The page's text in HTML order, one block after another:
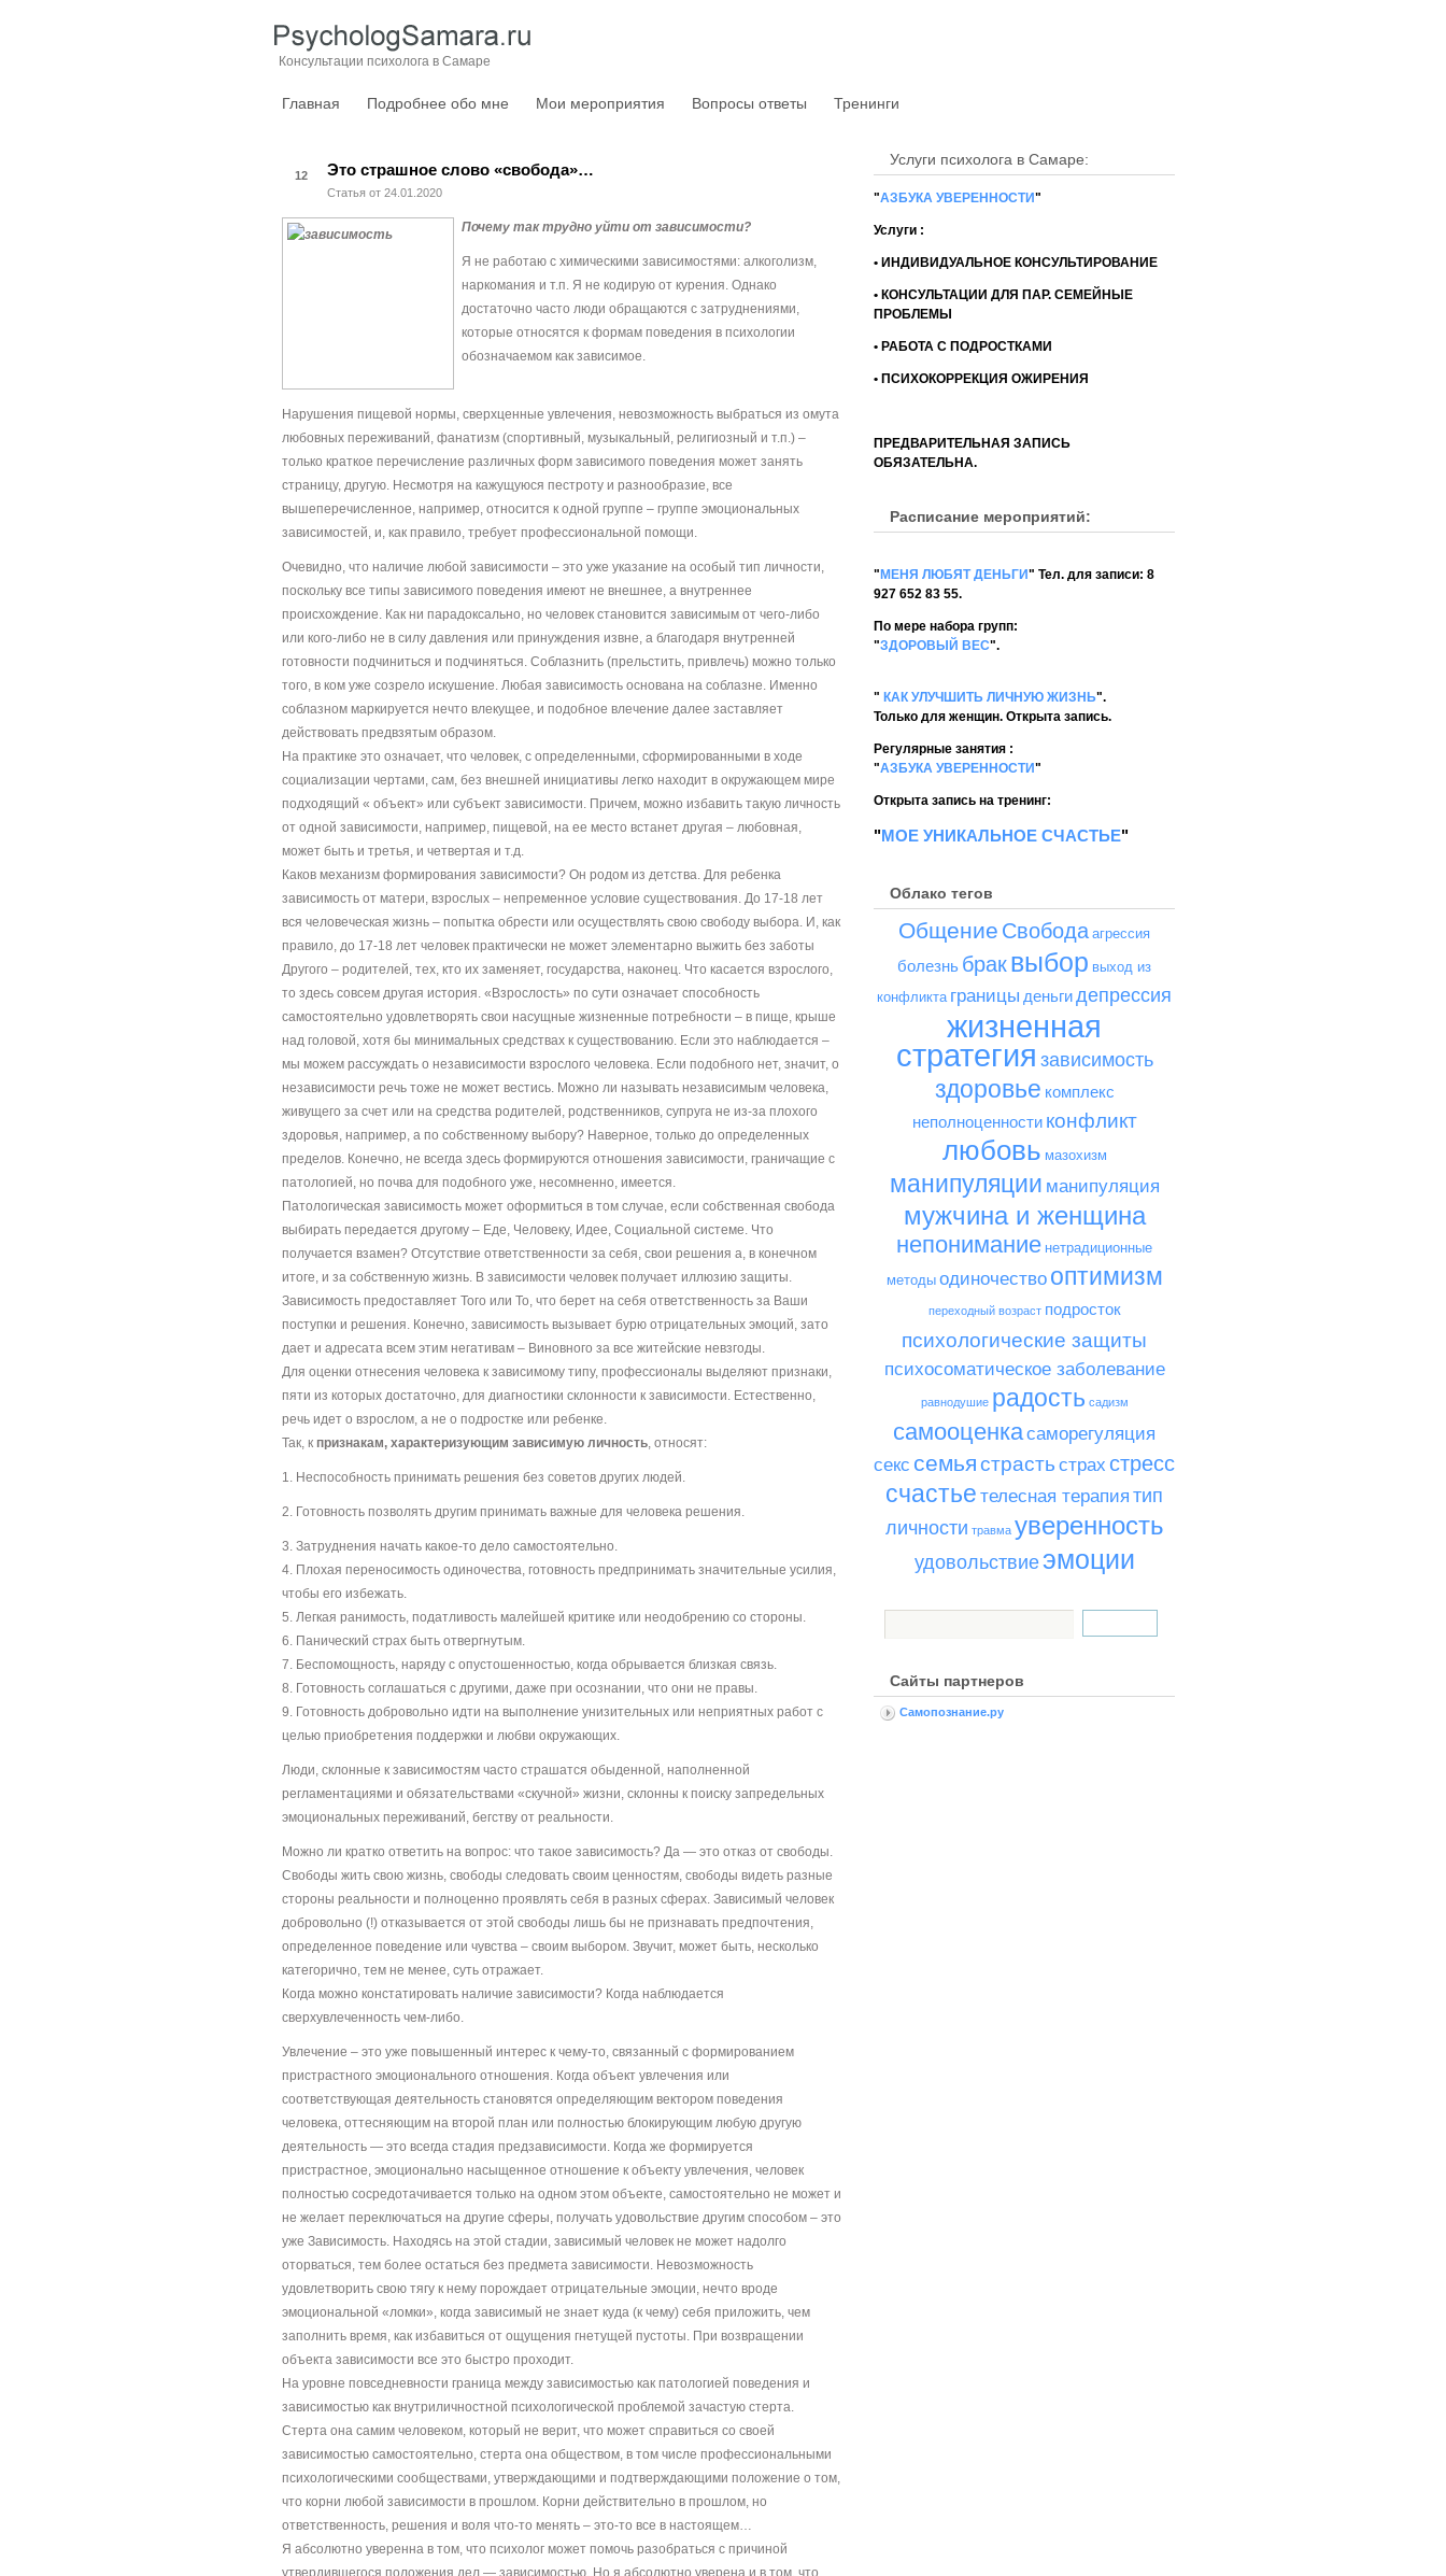
Консультации психолога в Самаре
Главная Подробнее обо мне Мои мероприятия Вопросы ответы Тренинги
12 Это страшное слово «свобода»…
Статья от 24.01.2020
Почему так трудно уйти от зависимости?
Я не работаю с химическими зависимостями: алкоголизм,
наркомания и т.п. Я не кодирую от курения. Однако
достаточно часто люди обращаются с затруднениями,
которые относятся к формам поведения в психологии
обозначаемом как зависимое.
Нарушения пищевой нормы, сверхценные увлечения, невозможность выбраться из омута
любовных переживаний, фанатизм (спортивный, музыкальный, религиозный и т.п.) –
только краткое перечисление различных форм зависимого поведения может занять
страницу, другую. Несмотря на кажущуюся пестроту и разнообразие, все
вышеперечисленное, например, относится к одной группе – группе эмоциональных
зависимостей, и, как правило, требует профессиональной помощи.
Очевидно, что наличие любой зависимости – это уже указание на особый тип личности,
поскольку все типы зависимого поведения имеют не внешнее, а внутреннее
происхождение. Как ни парадоксально, но человек становится зависимым от чего-либо
или кого-либо не в силу давления или принуждения извне, а благодаря внутренней
готовности подчиниться и подчиняться. Соблазнить (прельстить, привлечь) можно только
того, в ком уже созрело искушение. Любая зависимость основана на соблазне. Именно
соблазном маркируется нечто влекущее, и подобное влечение далее заставляет
действовать предвзятым образом.
На практике это означает, что человек, с определенными, сформированными в ходе
социализации чертами, сам, без внешней инициативы легко находит в окружающем мире
подходящий « объект» или субъект зависимости. Причем, можно избавить такую личность
от одной зависимости, например, пищевой, на ее место встанет другая – любовная,
может быть и третья, и четвертая и т.д.
Каков механизм формирования зависимости? Он родом из детства. Для ребенка
зависимость от матери, взрослых – непременное условие существования. До 17-18 лет
вся человеческая жизнь – попытка обрести или осуществлять свою свободу выбора. И, как
правило, до 17-18 лет человек практически не может элементарно выжить без заботы
Другого – родителей, тех, кто их заменяет, государства, наконец. Что касается взрослого,
то здесь совсем другая история. «Взрослость» по сути означает способность
самостоятельно удовлетворять свои насущные жизненные потребности – в пище, крыше
над головой, хотя бы минимальных средствах к существованию. Если это наблюдается –
мы можем рассуждать о независимости взрослого человека. Если подобного нет, значит, о
независимости речь тоже не может вестись. Можно ли называть независимым человека,
живущего за счет или на средства родителей, родственников, супруга не из-за плохого
здоровья, например, а по собственному выбору? Наверное, только до определенных
пределов. Конечно, не всегда здесь формируются отношения зависимости, граничащие с
патологией, но почва для подобного уже, несомненно, имеется.
Патологическая зависимость может оформиться в том случае, если собственная свобода
выбирать передается другому – Еде, Человеку, Идее, Социальной системе. Что
получается взамен? Отсутствие ответственности за себя, свои решения а, в конечном
итоге, и за собственную жизнь. В зависимости человек получает иллюзию защиты.
Зависимость предоставляет Того или То, что берет на себя ответственность за Ваши
поступки и решения. Конечно, зависимость вызывает бурю отрицательных эмоций, зато
дает и адресата всем этим негативам – Виновного за все житейские невзгоды.
Для оценки отнесения человека к зависимому типу, профессионалы выделяют признаки,
пяти из которых достаточно, для диагностики склонности к зависимости. Естественно,
речь идет о взрослом, а не о подростке или ребенке.
Так, к признакам, характеризующим зависимую личность, относят:
1. Неспособность принимать решения без советов других людей.
2. Готовность позволять другим принимать важные для человека решения.
3. Затруднения начать какое-то дело самостоятельно.
4. Плохая переносимость одиночества, готовность предпринимать значительные усилия,
чтобы его избежать.
5. Легкая ранимость, податливость малейшей критике или неодобрению со стороны.
6. Панический страх быть отвергнутым.
7. Беспомощность, наряду с опустошенностью, когда обрывается близкая связь.
8. Готовность соглашаться с другими, даже при осознании, что они не правы.
9. Готовность добровольно идти на выполнение унизительных или неприятных работ с
целью приобретения поддержки и любви окружающих.
Люди, склонные к зависимостям часто страшатся обыденной, наполненной
регламентациями и обязательствами «скучной» жизни, склонны к поиску запредельных
эмоциональных переживаний, бегству от реальности.
Можно ли кратко ответить на вопрос: что такое зависимость? Да — это отказ от свободы.
Свободы жить свою жизнь, свободы следовать своим ценностям, свободы видеть разные
стороны реальности и полноценно проявлять себя в разных сферах. Зависимый человек
добровольно (!) отказывается от этой свободы лишь бы не признавать предпочтения,
определенное поведение или чувства – своим выбором. Звучит, может быть, несколько
категорично, тем не менее, суть отражает.
Когда можно констатировать наличие зависимости? Когда наблюдается
сверхувлеченность чем-либо.
Увлечение – это уже повышенный интерес к чему-то, связанный с формированием
пристрастного эмоционального отношения. Когда объект увлечения или
соответствующая деятельность становятся определяющим вектором поведения
человека, оттесняющим на второй план или полностью блокирующим любую другую
деятельность — это всегда стадия предзависимости. Когда же формируется
пристрастное, эмоционально насыщенное отношение к объекту увлечения, человек
полностью сосредотачивается только на одном этом объекте, самостоятельно не может и
не желает переключаться на другие сферы, получать удовольствие другим способом – это
уже Зависимость. Находясь на этой стадии, зависимый человек не может надолго
оторваться, тем более остаться без предмета зависимости. Невозможность
удовлетворить свою тягу к нему порождает отрицательные эмоции, нечто вроде
эмоциональной «ломки», когда зависимый не знает куда (к чему) себя приложить, чем
заполнить время, как избавиться от ощущения гнетущей пустоты. При возвращении
объекта зависимости все это быстро проходит.
На уровне повседневности граница между зависимостью как патологией поведения и
зависимостью как внутриличностной психологической проблемой зачастую стерта.
Стерта она самим человеком, который не верит, что может справиться со своей
зависимостью самостоятельно, стерта она обществом, в том числе профессиональными
психологическими сообществами, утверждающими и подтверждающими положение о том,
что корни любой зависимости в прошлом. Корни действительно в прошлом, но
ответственность, решения и воля что-то менять – это-то все в настоящем…
Я абсолютно уверенна в том, что психолог может помочь разобраться с причиной
утвердившегося положения дел — зависимостью. Но я абсолютно уверена и в том, что
Услуги психолога в Самаре:
"АЗБУКА УВЕРЕННОСТИ"
Услуги :
• ИНДИВИДУАЛЬНОЕ КОНСУЛЬТИРОВАНИЕ
• КОНСУЛЬТАЦИИ ДЛЯ ПАР. СЕМЕЙНЫЕ
ПРОБЛЕМЫ
• РАБОТА С ПОДРОСТКАМИ
• ПСИХОКОРРЕКЦИЯ ОЖИРЕНИЯ
ПРЕДВАРИТЕЛЬНАЯ ЗАПИСЬ
ОБЯЗАТЕЛЬНА.
Расписание мероприятий:
" МЕНЯ ЛЮБЯТ ДЕНЬГИ" Тел. для записи: 8
927 652 83 55.
По мере набора групп:
"ЗДОРОВЫЙ ВЕС".
" КАК УЛУЧШИТЬ ЛИЧНУЮ ЖИЗНЬ".
Только для женщин. Открыта запись.
Регулярные занятия :
"АЗБУКА УВЕРЕННОСТИ"
Открыта запись на тренинг:
"МОЕ УНИКАЛЬНОЕ СЧАСТЬЕ"
Облако тегов
Общение Свобода агрессия
болезнь браквыбор выход из
конфликта границы деньгидепрессия
жизненная
стратегия зависимость
здоровье комплекс
неполноценности конфликт
любовь мазохизм
манипуляции манипуляция
мужчина и женщина
непонимание нетрадиционные
методы одиночество оптимизм
переходный возраст подросток
психологические защиты
психосоматическое заболевание
равнодушие радость садизм
самооценкасаморегуляция
секс семьястрасть страх стресс
счастье телесная терапия тип
личности травма уверенность
удовольствиеэмоции
Сайты партнеров
Самопознание.ру